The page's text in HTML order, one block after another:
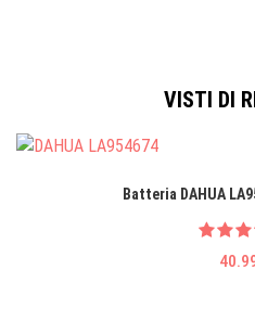
VISTI DI
Batteria DAHUA